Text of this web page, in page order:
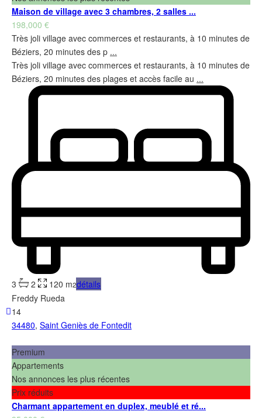
Maison de village avec 3 chambres, 2 salles ...
198,000 €
Très joli village avec commerces et restaurants, à 10 minutes de
Béziers, 20 minutes des p ...
Très joli village avec commerces et restaurants, à 10 minutes de
Béziers, 20 minutes des plages et accès facile au ...
3 2 120 m2détails
Freddy Rueda
14
34480, Saint Geniès de Fontedit
Premium
Appartements
Nos annonces les plus récentes
Prix réduits
Charmant appartement en duplex, meublé et ré...